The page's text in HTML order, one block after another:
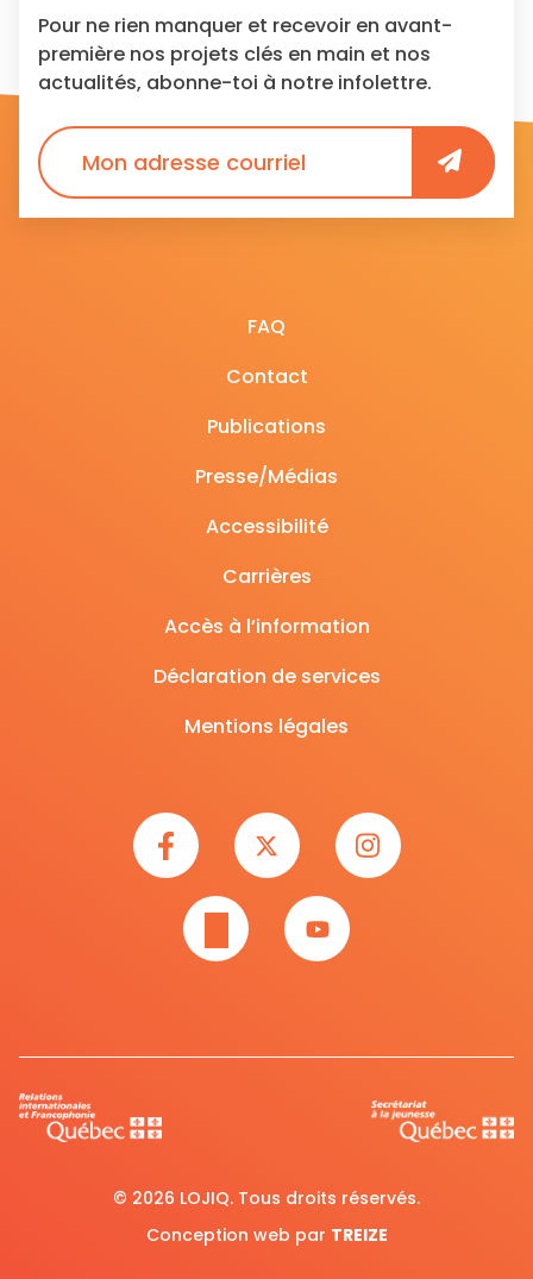
Pour ne rien manquer et recevoir en avant-
première nos projets clés en main et nos
actualités, abonne-toi à notre infolettre.
FAQ
Contact
Publications
Presse/Médias
Accessibilité
Carrières
Accès à l’information
Déclaration de services
Mentions légales
© 2026 LOJIQ. Tous droits réservés.
Conception web par TREIZE